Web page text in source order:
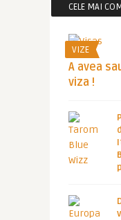
CELE MAI
VIZE
A avea
viza !